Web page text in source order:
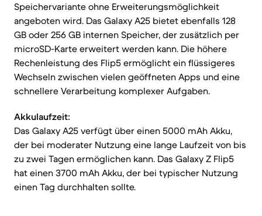
Speichervariante ohne Erweiterungsmöglichkeit
angeboten wird. Das Galaxy A25 bietet ebenfalls 128
GB oder 256 GB internen Speicher, der zusätzlich per
microSD-Karte erweitert werden kann. Die höhere
Rechenleistung des Flip5 ermöglicht ein flüssigeres
Wechseln zwischen vielen geöffneten Apps und eine
schnellere Verarbeitung komplexer Aufgaben.
Akkulaufzeit:
Das Galaxy A25 verfügt über einen 5000 mAh Akku,
der bei moderater Nutzung eine lange Laufzeit von bis
zu zwei Tagen ermöglichen kann. Das Galaxy Z Flip5
hat einen 3700 mAh Akku, der bei typischer Nutzung
einen Tag durchhalten sollte.